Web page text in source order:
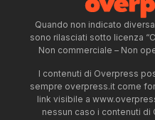
Quando non indicato
sono rilasciati sotto licenza
Non commerciale – Non
I contenuti di Overpress
sempre overpress.it come
link visibile a
nessun caso i contenuti